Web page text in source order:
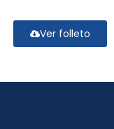
Ver folleto